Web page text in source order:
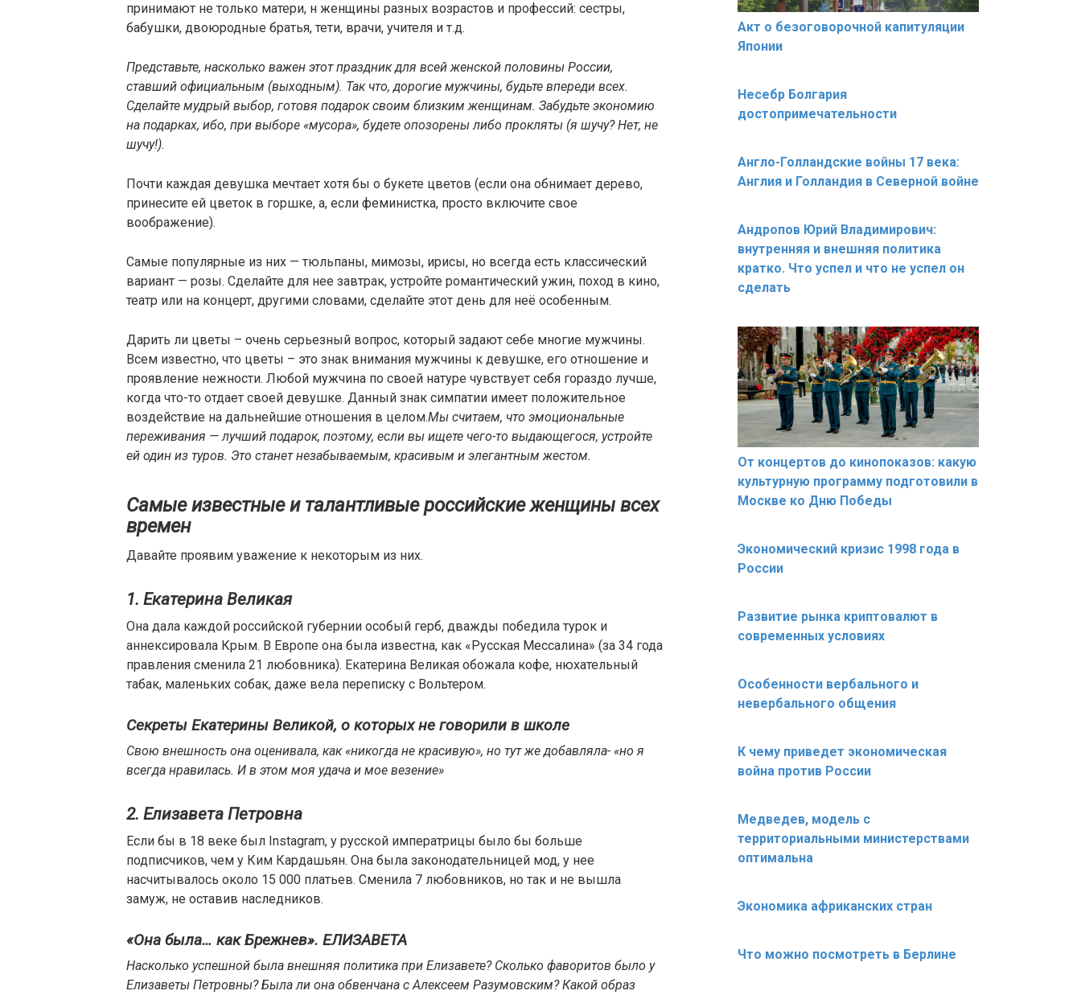
принимают не только матери, н женщины разных возрастов и профессий: сестры,
бабушки, двоюродные братья, тети, врачи, учителя и т.д.
Представьте, насколько важен этот праздник для всей женской половины России,
ставший официальным (выходным). Так что, дорогие мужчины, будьте впереди всех.
Сделайте мудрый выбор, готовя подарок своим близким женщинам. Забудьте экономию
на подарках, ибо, при выборе «мусора», будете опозорены либо прокляты (я шучу? Нет, не
шучу!).
Почти каждая девушка мечтает хотя бы о букете цветов (если она обнимает дерево,
принесите ей цветок в горшке, а, если феминистка, просто включите свое
воображение).
Самые популярные из них — тюльпаны, мимозы, ирисы, но всегда есть классический
вариант — розы. Сделайте для нее завтрак, устройте романтический ужин, поход в кино,
театр или на концерт, другими словами, сделайте этот день для неё особенным.
Дарить ли цветы – очень серьезный вопрос, который задают себе многие мужчины.
Всем известно, что цветы – это знак внимания мужчины к девушке, его отношение и
проявление нежности. Любой мужчина по своей натуре чувствует себя гораздо лучше,
когда что-то отдает своей девушке. Данный знак симпатии имеет положительное
воздействие на дальнейшие отношения в целом.Мы считаем, что эмоциональные
переживания — лучший подарок, поэтому, если вы ищете чего-то выдающегося, устройте
ей один из туров. Это станет незабываемым, красивым и элегантным жестом.
Самые известные и талантливые российские женщины всех
времен
Давайте проявим уважение к некоторым из них.
1. Екатерина Великая
Она дала каждой российской губернии особый герб, дважды победила турок и
аннексировала Крым. В Европе она была известна, как «Русская Мессалина» (за 34 года
правления сменила 21 любовника). Екатерина Великая обожала кофе, нюхательный
табак, маленьких собак, даже вела переписку с Вольтером.
Секреты Екатерины Великой, о которых не говорили в школе
Свою внешность она оценивала, как «никогда не красивую», но тут же добавляла- «но я
всегда нравилась. И в этом моя удача и мое везение»
2. Елизавета Петровна
Если бы в 18 веке был Instagram, у русской императрицы было бы больше
подписчиков, чем у Ким Кардашьян. Она была законодательницей мод, у нее
насчитывалось около 15 000 платьев. Сменила 7 любовников, но так и не вышла
замуж, не оставив наследников.
«Она была… как Брежнев». ЕЛИЗАВЕТА
Насколько успешной была внешняя политика при Елизавете? Сколько фаворитов было у
Елизаветы Петровны? Была ли она обвенчана с Алексеем Разумовским? Какой образ
Акт о безоговорочной капитуляции
Японии
Несебр Болгария
достопримечательности
Англо-Голландские войны 17 века:
Англия и Голландия в Северной войне
Андропов Юрий Владимирович:
внутренняя и внешняя политика
кратко. Что успел и что не успел он
сделать
От концертов до кинопоказов: какую
культурную программу подготовили в
Москве ко Дню Победы
Экономический кризис 1998 года в
России
Развитие рынка криптовалют в
современных условиях
Особенности вербального и
невербального общения
К чему приведет экономическая
война против России
Медведев, модель с
территориальными министерствами
оптимальна
Экономика африканских стран
Что можно посмотреть в Берлине